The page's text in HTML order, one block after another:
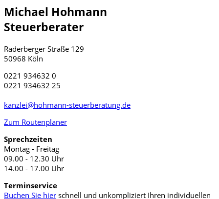
Michael Hohmann
Steuerberater
Raderberger Straße 129
50968 Köln
0221 934632 0
0221 934632 25
kanzlei@hohmann-steuerberatung.de
Zum Routenplaner
Sprechzeiten
Montag - Freitag
09.00 - 12.30 Uhr
14.00 - 17.00 Uhr
Terminservice
Buchen Sie hier schnell und unkompliziert Ihren individuellen